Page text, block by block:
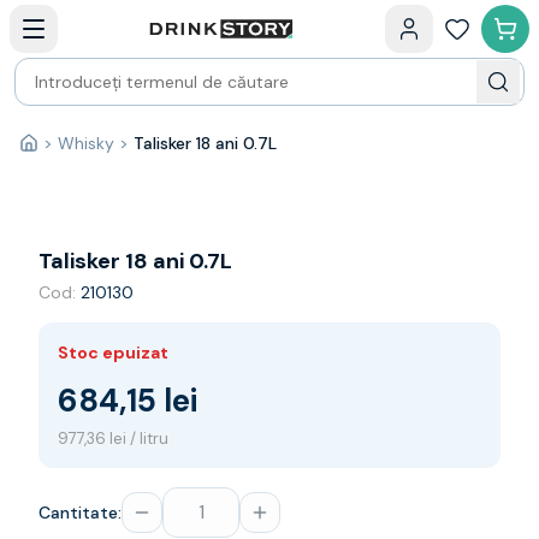
Bauturi fine — selectie
Produse Noi
Cosuri cadou
Pachete & Cadouri
Vin
Franta
Spania
Australia
Germania
Noua Zeelanda
Prosecco
Acasă
> Whisky > Talisker 18 ani 0.7L
Talisker 18 ani 0.7L
Cod: 210130
Stoc epuizat
684,15 lei
977,36 lei / litru
Cantitate: